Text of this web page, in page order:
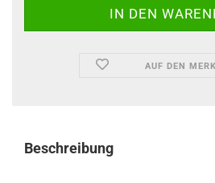
AUF DEN
Beschreibung